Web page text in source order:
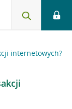
internetowych?